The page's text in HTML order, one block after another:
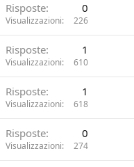
Risposte 0
Visualizzazioni 226
Risposte 1
Visualizzazioni 610
Risposte 1
Visualizzazioni 618
Risposte 0
Visualizzazioni 274